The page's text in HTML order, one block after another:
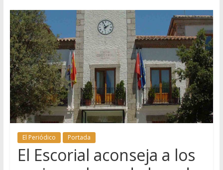
El Periódico Portada
El Escorial aconseja a los